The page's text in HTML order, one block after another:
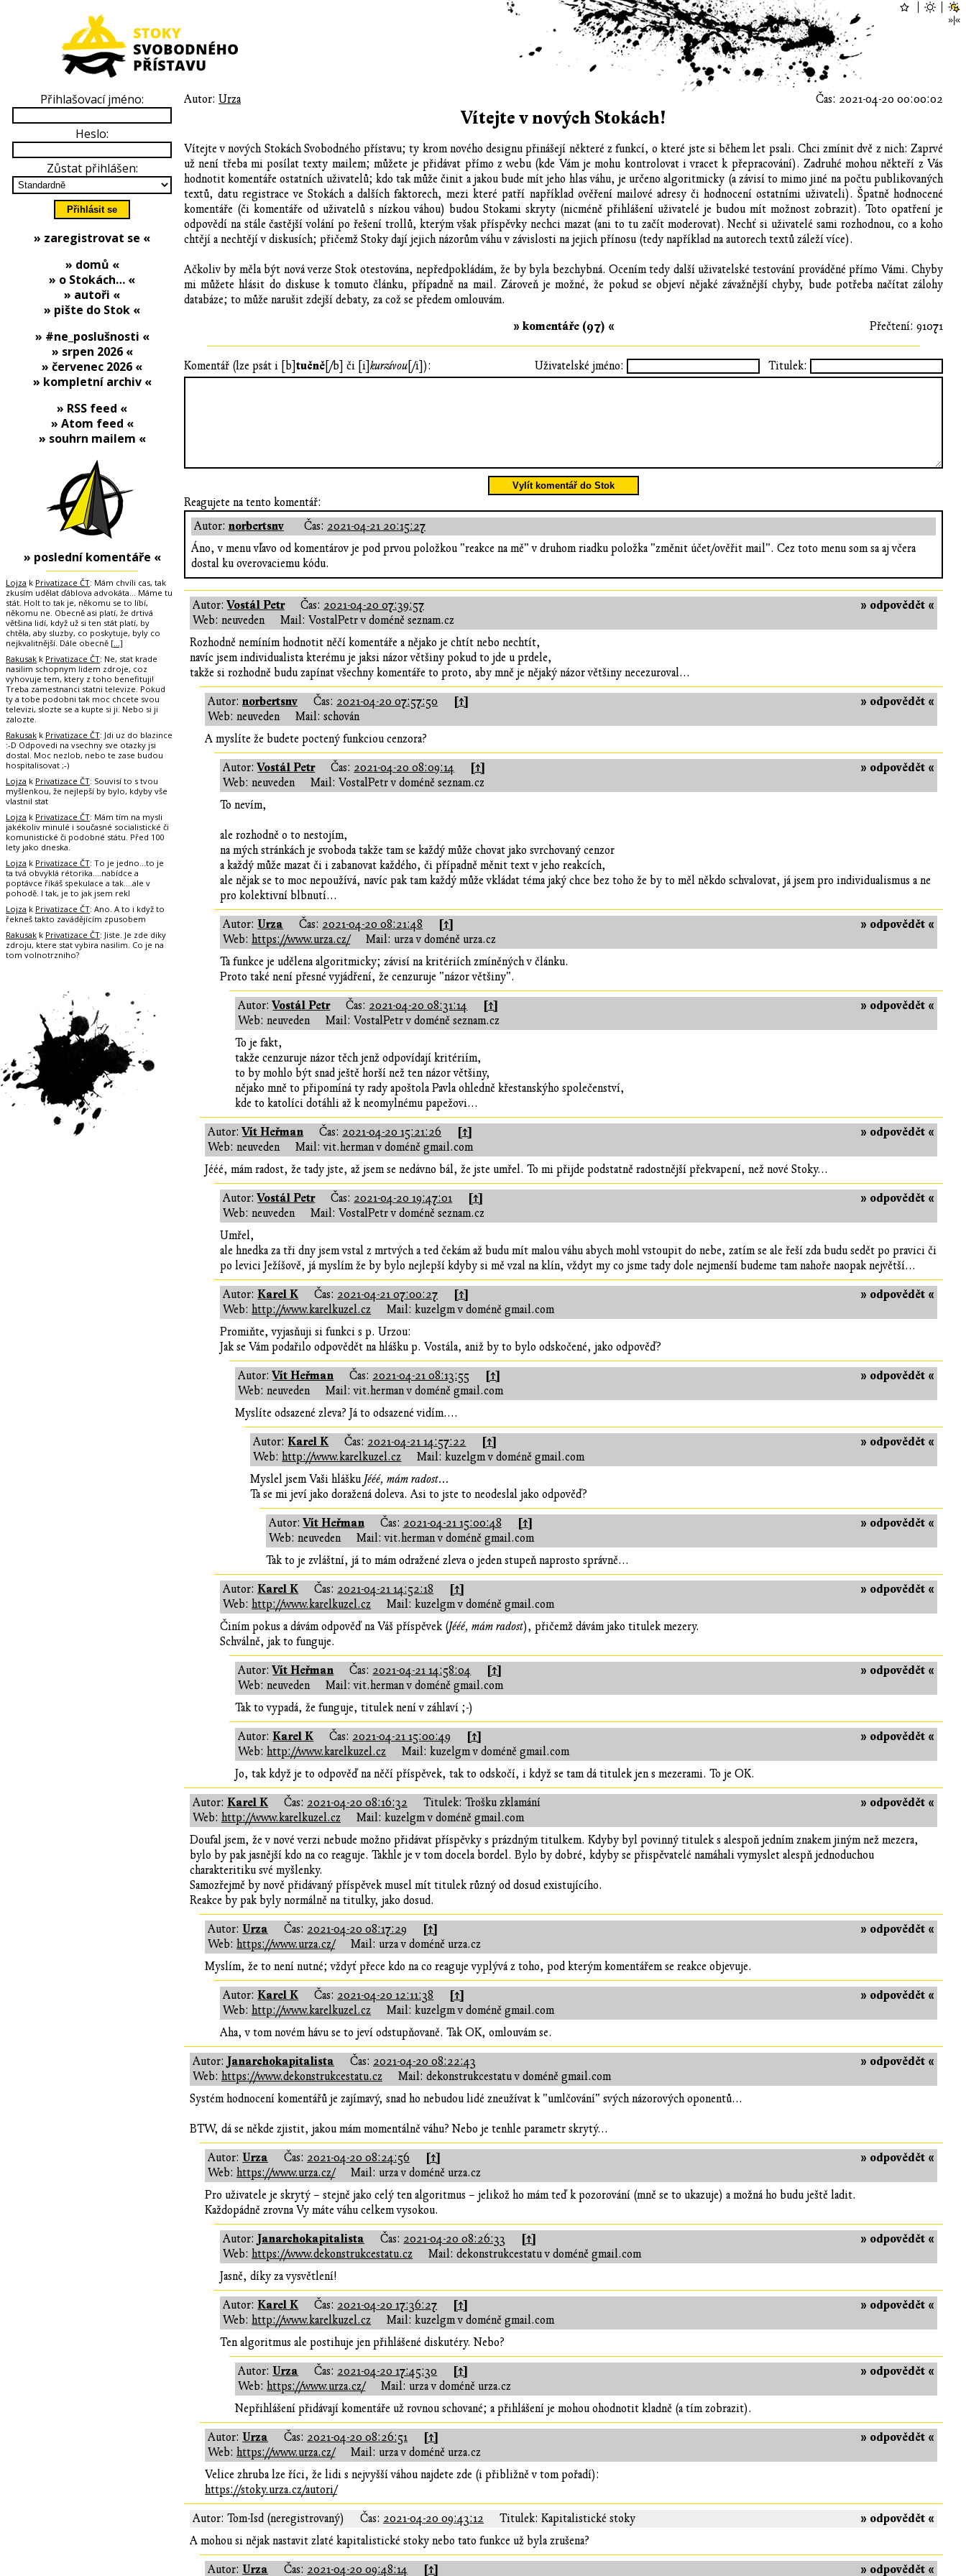
Autor: Urza Čas: 2021-04-20 00:00:02
Vítejte v nových Stokách!
Vítejte v nových Stokách Svobodného přístavu; ty krom nového designu přinášejí některé z funkcí, o které jste si během let psali. Chci zmínit dvě z nich: Zaprvé
už není třeba mi posílat texty mailem; můžete je přidávat přímo z webu (kde Vám je mohu kontrolovat i vracet k přepracování). Zadruhé mohou někteří z Vás
hodnotit komentáře ostatních uživatelů; kdo tak může činit a jakou bude mít jeho hlas váhu, je určeno algoritmicky (a závisí to mimo jiné na počtu publikovaných
textů, datu registrace ve Stokách a dalších faktorech, mezi které patří například ověření mailové adresy či hodnocení ostatními uživateli). Špatně hodnocené
komentáře (či komentáře od uživatelů s nízkou váhou) budou Stokami skryty (nicméně přihlášení uživatelé je budou mít možnost zobrazit). Toto opatření je
odpovědí na stále častější volání po řešení trollů, kterým však příspěvky nechci mazat (ani to tu začít moderovat). Nechť si uživatelé sami rozhodnou, co a koho
chtějí a nechtějí v diskusích; přičemž Stoky dají jejich názorům váhu v závislosti na jejich přínosu (tedy například na autorech textů záleží více).
Ačkoliv by měla být nová verze Stok otestována, nepředpokládám, že by byla bezchybná. Ocením tedy další uživatelské testování prováděné přímo Vámi. Chyby
mi můžete hlásit do diskuse k tomuto článku, případně na mail. Zároveň je možné, že pokud se objeví nějaké závažnější chyby, bude potřeba načítat zálohy
databáze; to může narušit zdejší debaty, za což se předem omlouvám.
Přečtení: 91071
» komentáře (97) «
Uživatelské jméno: Titulek:
Komentář (lze psát i [b] tučně [/b] či [i] kurzívou [/i]):
Vylít komentář do Stok
Reagujete na tento komentář:
Autor:norbertsnv Čas: 2021-04-21 20:15:27
Áno, v menu vľavo od komentárov je pod prvou položkou "reakce na mě" v druhom riadku položka "změnit účet/ověřit mail". Cez toto menu som sa aj včera
dostal ku overovaciemu kódu.
» odpovědět «
Autor: Vostál Petr Čas: 2021-04-20 07:39:57
Web: neuveden
Mail: VostalPetr v doméně seznam.cz
Rozhodně nemíním hodnotit něčí komentáře a nějako je chtít nebo nechtít,
navíc jsem individualista kterému je jaksi názor většiny pokud to jde u prdele,
takže si rozhodně budu zapínat všechny komentáře to proto, aby mně je nějaký názor většiny necezuroval...
» odpovědět «
Autor:norbertsnv Čas: 2021-04-20 07:57:50 [↑]
Web: neuveden
Mail: schován
A myslíte že budete poctený funkciou cenzora?
» odpovědět «
Autor:Vostál Petr Čas: 2021-04-20 08:09:14 [↑]
Web: neuveden
Mail: VostalPetr v doméně seznam.cz
To nevím,
ale rozhodně o to nestojím,
na mých stránkách je svoboda takže tam se každý může chovat jako svrchovaný cenzor
a každý může mazat či i zabanovat každého, či případně měnit text v jeho reakcích,
ale nějak se to moc nepoužívá, navíc pak tam každý může vkládat téma jaký chce bez toho že by to měl někdo schvalovat, já jsem pro individualismus a ne
pro kolektivní blbnutí...
» odpovědět «
Autor: Urza Čas: 2021-04-20 08:21:48 [↑]
Web:https://www.urza.cz/
Mail: urza v doméně urza.cz
Ta funkce je udělena algoritmicky; závisí na kritériích zmíněných v článku.
Proto také není přesné vyjádření, že cenzuruje "názor většiny".
» odpovědět «
Autor:Vostál Petr Čas: 2021-04-20 08:31:14 [↑]
Web: neuveden
Mail: VostalPetr v doméně seznam.cz
To je fakt,
takže cenzuruje názor těch jenž odpovídají kritériím,
to by mohlo být snad ještě horší než ten názor většiny,
nějako mně to připomíná ty rady apoštola Pavla ohledně křestanskýho společenství,
kde to katolíci dotáhli až k neomylnému papežovi...
» odpovědět «
Autor:Vít Heřman Čas: 2021-04-20 15:21:26 [↑]
Web: neuveden
Mail: vit.herman v doméně gmail.com
Jééé, mám radost, že tady jste, až jsem se nedávno bál, že jste umřel. To mi přijde podstatně radostnější překvapení, než nové Stoky...
» odpovědět «
Autor:Vostál Petr Čas: 2021-04-20 19:47:01 [↑]
Web: neuveden
Mail: VostalPetr v doméně seznam.cz
Umřel,
ale hnedka za tři dny jsem vstal z mrtvých a ted čekám až budu mít malou váhu abych mohl vstoupit do nebe, zatím se ale řeší zda budu sedět po pravici či
po levici Ježíšově, já myslím že by bylo nejlepší kdyby si mě vzal na klín, vždyt my co jsme tady dole nejmenší budeme tam nahoře naopak největší...
» odpovědět «
Autor:Karel K Čas: 2021-04-21 07:00:27 [↑]
Web:http://www.karelkuzel.cz
Mail: kuzelgm v doméně gmail.com
Promiňte, vyjasňuji si funkci s p. Urzou:
Jak se Vám podařilo odpovědět na hlášku p. Vostála, aniž by to bylo odskočené, jako odpověď?
» odpovědět «
Autor:Vít Heřman Čas: 2021-04-21 08:13:55 [↑]
Web: neuveden
Mail: vit.herman v doméně gmail.com
Myslíte odsazené zleva? Já to odsazené vidím....
» odpovědět «
Autor:Karel K Čas: 2021-04-21 14:57:22 [↑]
Web:http://www.karelkuzel.cz
Mail: kuzelgm v doméně gmail.com
Myslel jsem Vaši hlášku Jééé, mám radost...
Ta se mi jeví jako doražená doleva. Asi to jste to neodeslal jako odpověď?
» odpovědět «
Autor: Vít Heřman Čas: 2021-04-21 15:00:48 [↑]
Web: neuveden
Mail: vit.herman v doméně gmail.com
Tak to je zvláštní, já to mám odražené zleva o jeden stupeň naprosto správně...
» odpovědět «
Autor:Karel K Čas: 2021-04-21 14:52:18 [↑]
Web:http://www.karelkuzel.cz
Mail: kuzelgm v doméně gmail.com
Činím pokus a dávám odpověď na Váš příspěvek (Jééé, mám radost), přičemž dávám jako titulek mezery.
Schválně, jak to funguje.
» odpovědět «
Autor:Vít Heřman Čas: 2021-04-21 14:58:04 [↑]
Web: neuveden
Mail: vit.herman v doméně gmail.com
Tak to vypadá, že funguje, titulek není v záhlaví ;-)
» odpovědět «
Autor:Karel K Čas: 2021-04-21 15:00:49 [↑]
Web:http://www.karelkuzel.cz
Mail: kuzelgm v doméně gmail.com
Jo, tak když je to odpověď na něčí příspěvek, tak to odskočí, i když se tam dá titulek jen s mezerami. To je OK.
» odpovědět «
Autor: Karel K Čas: 2021-04-20 08:16:32
Titulek: Trošku zklamání
Web: http://www.karelkuzel.cz
Mail: kuzelgm v doméně gmail.com
Doufal jsem, že v nové verzi nebude možno přidávat příspěvky s prázdným titulkem. Kdyby byl povinný titulek s alespoň jedním znakem jiným než mezera,
bylo by pak jasnější kdo na co reaguje. Takhle je v tom docela bordel. Bylo by dobré, kdyby se přispěvatelé namáhali vymyslet alespň jednoduchou
charakteritiku své myšlenky.
Samozřejmě by nově přidávaný příspěvek musel mít titulek různý od dosud existujícího.
Reakce by pak byly normálně na titulky, jako dosud.
» odpovědět «
Autor: Urza Čas: 2021-04-20 08:17:29 [↑]
Web:https://www.urza.cz/
Mail: urza v doméně urza.cz
Myslím, že to není nutné; vždyť přece kdo na co reaguje vyplývá z toho, pod kterým komentářem se reakce objevuje.
» odpovědět «
Autor:Karel K Čas: 2021-04-20 12:11:38 [↑]
Web:http://www.karelkuzel.cz
Mail: kuzelgm v doméně gmail.com
Aha, v tom novém hávu se to jeví odstupňovaně. Tak OK, omlouvám se.
» odpovědět «
Autor: Janarchokapitalista Čas: 2021-04-20 08:22:43
Web: https://www.dekonstrukcestatu.cz
Mail: dekonstrukcestatu v doméně gmail.com
Systém hodnocení komentářů je zajímavý, snad ho nebudou lidé zneužívat k "umlčování" svých názorových oponentů...
BTW, dá se někde zjistit, jakou mám momentálně váhu? Nebo je tenhle parametr skrytý...
» odpovědět «
Autor: Urza Čas: 2021-04-20 08:24:56 [↑]
Web:https://www.urza.cz/
Mail: urza v doméně urza.cz
Pro uživatele je skrytý – stejně jako celý ten algoritmus – jelikož ho mám teď k pozorování (mně se to ukazuje) a možná ho budu ještě ladit.
Každopádně zrovna Vy máte váhu celkem vysokou.
» odpovědět «
Autor: Janarchokapitalista Čas: 2021-04-20 08:26:33 [↑]
Web:https://www.dekonstrukcestatu.cz
Mail: dekonstrukcestatu v doméně gmail.com
Jasně, díky za vysvětlení!
» odpovědět «
Autor:Karel K Čas: 2021-04-20 17:36:27 [↑]
Web:http://www.karelkuzel.cz
Mail: kuzelgm v doméně gmail.com
Ten algoritmus ale postihuje jen přihlášené diskutéry. Nebo?
» odpovědět «
Autor: Urza Čas: 2021-04-20 17:45:30 [↑]
Web:https://www.urza.cz/
Mail: urza v doméně urza.cz
Nepřihlášení přidávají komentáře už rovnou schované; a přihlášení je mohou ohodnotit kladně (a tím zobrazit).
» odpovědět «
Autor: Urza Čas: 2021-04-20 08:26:51 [↑]
Web:https://www.urza.cz/
Mail: urza v doméně urza.cz
Velice zhruba lze říci, že lidi s nejvyšší váhou najdete zde (i přibližně v tom pořadí):
https://stoky.urza.cz/autori/
» odpovědět «
Autor: Tom-Isd (neregistrovaný) Čas: 2021-04-20 09:43:12
Titulek: Kapitalistické stoky
A mohou si nějak nastavit zlaté kapitalistické stoky nebo tato funkce už byla zrušena?
» odpovědět «
Autor: Urza Čas: 2021-04-20 09:48:14 [↑]
Přihlašovací jméno:
Heslo:
Zůstat přihlášen:
» zaregistrovat se «
» domů «
» o Stokách… «
» autoři «
» pište do Stok «
» #ne_poslušnosti «
» srpen 2026 «
» červenec 2026 «
» kompletní archiv «
» RSS feed «
» Atom feed «
» souhrn mailem «
» poslední komentáře «
Lojza k Privatizace ČT: Mám chvíli cas, tak
zkusím udělat ďáblova advokáta... Máme tu
stát. Holt to tak je, někomu se to líbí,
někomu ne. Obecně asi platí, že drtivá
většina lidí, když už si ten stát platí, by
chtěla, aby sluzby, co poskytuje, byly co
nejkvalitnější. Dále obecně […]
Rakusak k Privatizace ČT: Ne, stat krade
nasilim schopnym lidem zdroje, coz
vyhovuje tem, ktery z toho benefituji!
Treba zamestnanci statni televize. Pokud
ty a tobe podobni tak moc chcete svou
televizi, slozte se a kupte si ji. Nebo si ji
zalozte.
Rakusak k Privatizace ČT: Jdi uz do blazince
:-D Odpovedi na vsechny sve otazky jsi
dostal. Moc nezlob, nebo te zase budou
hospitalisovat ;-)
Lojza k Privatizace ČT: Souvisí to s tvou
myšlenkou, že nejlepší by bylo, kdyby vše
vlastnil stat
Lojza k Privatizace ČT: Mám tím na mysli
jakékoliv minulé i současné socialistické či
komunistické či podobné státu. Před 100
lety jako dneska.
Lojza k Privatizace ČT: To je jedno...to je
ta tvá obvyklá rétorika....nabídce a
poptávce říkáš spekulace a tak....ale v
pohodě. I tak, je to jak jsem rekl
Lojza k Privatizace ČT: Ano. A to i když to
řekneš takto zavádějícím zpusobem
Rakusak k Privatizace ČT: Jiste. Je zde diky
zdroju, ktere stat vybira nasilim. Co je na
tom volnotrzniho?